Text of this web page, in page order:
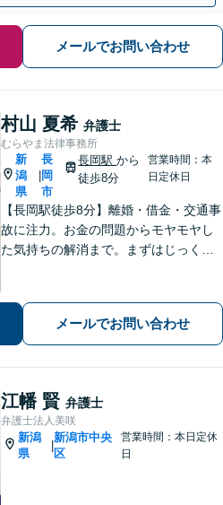
メールでお問い合わせ
村山 夏希 弁護士
むらやま法律事務所
新
潟
県
長
岡
市
長岡駅から
徒歩8分
営業時間：本
日定休日
【長岡駅徒歩8分】離婚・借金・交通事
故に注力。お金の問題からモヤモヤし
た気持ちの解消まで。まずはじっくり
を大切に／LINE・オンライン相談可】
メールでお問い合わせ
江幡 賢 弁護士
弁護士法人美咲
新潟
県
|
新潟市中央
区
営業時間：本日定休
日